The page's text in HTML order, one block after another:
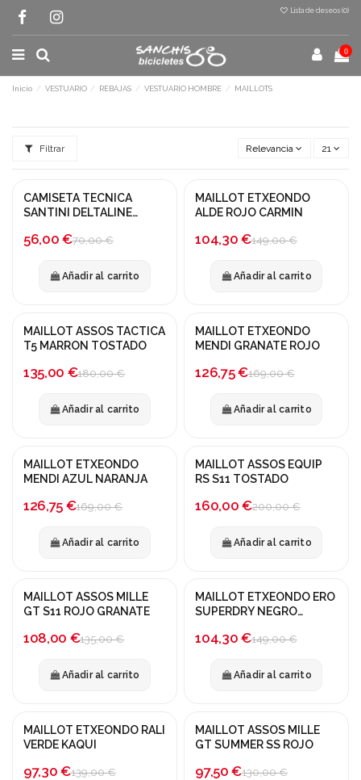
Lista de deseos (0)
0
Inicio VESTUARIO REBAJAS VESTUARIO HOMBRE MAILLOTS
Filtrar Relevancia 21
¡En oferta!
CAMISETA TECNICA
SANTINI DELTALINE
56,00 €70,00 €
Añadir al carrito
¡En oferta!
MAILLOT ETXEONDO
ALDE ROJO CARMIN
104,30 €149,00 €
Añadir al carrito
¡En oferta!
MAILLOT ASSOS TACTICA
T5 MARRON TOSTADO
135,00 €180,00 €
Añadir al carrito
¡En oferta!
MAILLOT ETXEONDO
MENDI GRANATE ROJO
126,75 €169,00 €
Añadir al carrito
¡En oferta!
MAILLOT ETXEONDO
MENDI AZUL NARANJA
126,75 €169,00 €
Añadir al carrito
¡En oferta!
MAILLOT ASSOS EQUIP
RS S11 TOSTADO
160,00 €200,00 €
Añadir al carrito
¡En oferta!
MAILLOT ASSOS MILLE
GT S11 ROJO GRANATE
108,00 €135,00 €
Añadir al carrito
¡En oferta!
MAILLOT ETXEONDO ERO
SUPERDRY NEGRO
104,30 €149,00 €
Añadir al carrito
¡En oferta!
MAILLOT ETXEONDO RALI
VERDE KAQUI
97,30 €139,00 €
¡En oferta!
MAILLOT ASSOS MILLE
GT SUMMER SS ROJO
97,50 €130,00 €